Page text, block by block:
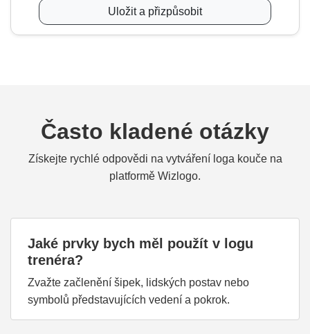
Uložit a přizpůsobit
Často kladené otázky
Získejte rychlé odpovědi na vytváření loga kouče na
platformě Wizlogo.
Jaké prvky bych měl použít v logu
trenéra?
Zvažte začlenění šipek, lidských postav nebo
symbolů představujících vedení a pokrok.